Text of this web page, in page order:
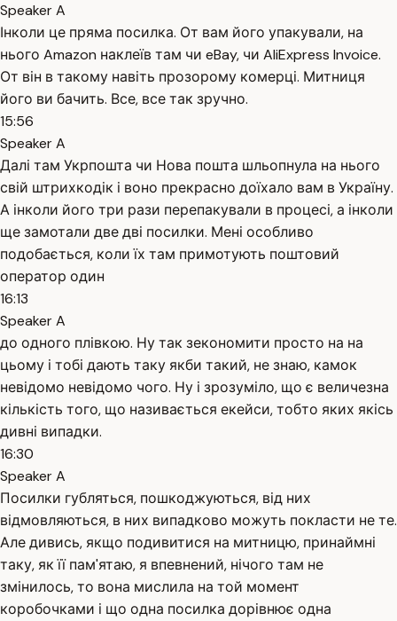
Speaker A
Інколи це пряма посилка. От вам його упакували, на
нього Amazon наклеїв там чи eBay, чи AliExpress Invoice.
От він в такому навіть прозорому комерці. Митниця
його ви бачить. Все, все так зручно.
15:56
Speaker A
Далі там Укрпошта чи Нова пошта шльопнула на нього
свій штрихкодік і воно прекрасно доїхало вам в Україну.
А інколи його три рази перепакували в процесі, а інколи
ще замотали две дві посилки. Мені особливо
подобається, коли їх там примотують поштовий
оператор один
16:13
Speaker A
до одного плівкою. Ну так зекономити просто на на
цьому і тобі дають таку якби такий, не знаю, камок
невідомо невідомо чого. Ну і зрозуміло, що є величезна
кількість того, що називається екейси, тобто яких якісь
дивні випадки.
16:30
Speaker A
Посилки губляться, пошкоджуються, від них
відмовляються, в них випадково можуть покласти не те.
Але дивись, якщо подивитися на митницю, принаймні
таку, як її пам'ятаю, я впевнений, нічого там не
змінилось, то вона мислила на той момент
коробочками і що одна посилка дорівнює одна